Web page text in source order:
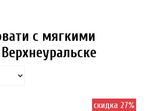
с мягкими
скидка 27%